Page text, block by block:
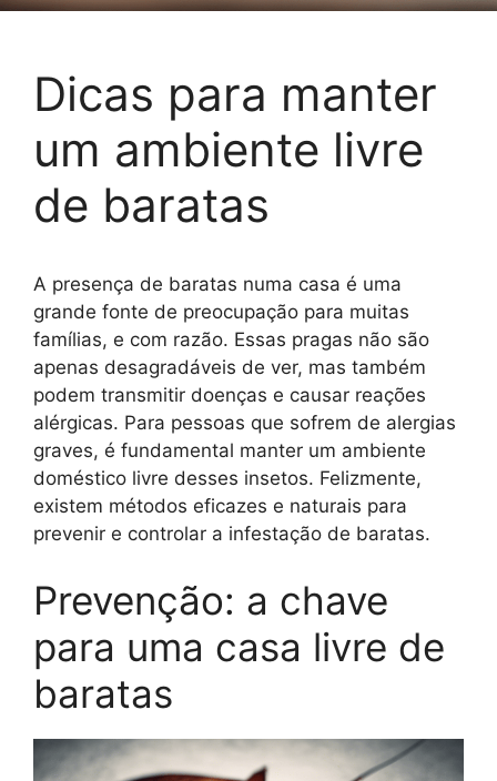
Dicas para manter
um ambiente livre
de baratas
A presença de baratas numa casa é uma
grande fonte de preocupação para muitas
famílias, e com razão. Essas pragas não são
apenas desagradáveis ​​de ver, mas também
podem transmitir doenças e causar reações
alérgicas. Para pessoas que sofrem de alergias
graves, é fundamental manter um ambiente
doméstico livre desses insetos. Felizmente,
existem métodos eficazes e naturais para
prevenir e controlar a infestação de baratas.
Prevenção: a chave
para uma casa livre de
baratas